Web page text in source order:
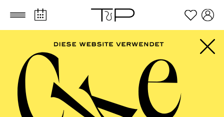
Zum Hauptinhalt springen Zum Footer springen
AALTO
MUSIKTHEATER,
AALTO BALLETT
ESSEN